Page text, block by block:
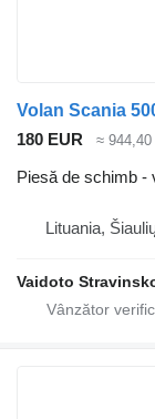
Volan Scania
180 EUR
≈ 944,40
Piesă de schimb -
Lituania,
Vaidoto